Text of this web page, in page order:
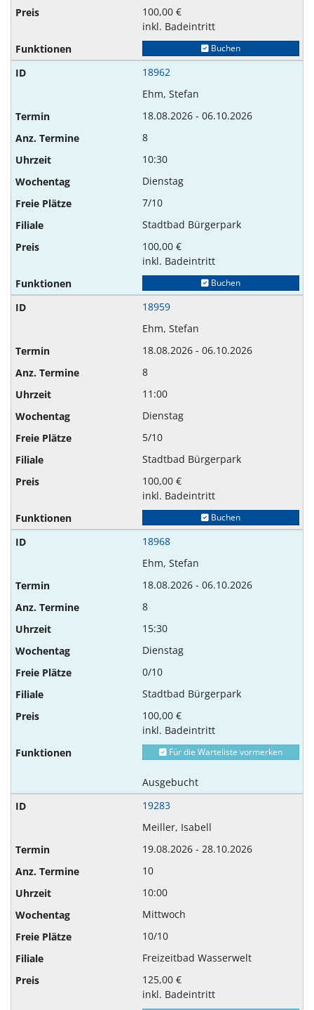
100,00 €
inkl. Badeintritt
Buchen
18962
Ehm, Stefan
18.08.2026 - 06.10.2026
8
10:30
Dienstag
7/10
Stadtbad Bürgerpark
100,00 €
inkl. Badeintritt
Buchen
18959
Ehm, Stefan
18.08.2026 - 06.10.2026
8
11:00
Dienstag
5/10
Stadtbad Bürgerpark
100,00 €
inkl. Badeintritt
Buchen
18968
Ehm, Stefan
18.08.2026 - 06.10.2026
8
15:30
Dienstag
0/10
Stadtbad Bürgerpark
100,00 €
inkl. Badeintritt
Für die Warteliste vormerken
Ausgebucht
19283
Meiller, Isabell
19.08.2026 - 28.10.2026
10
10:00
Mittwoch
10/10
Freizeitbad Wasserwelt
125,00 €
inkl. Badeintritt